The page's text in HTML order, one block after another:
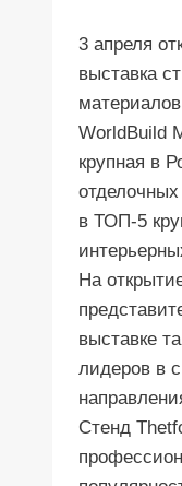
3 апреля
выставка
WorldBuild
крупная в
в ТОП-5
На
выставке
лидеров в
Стенд